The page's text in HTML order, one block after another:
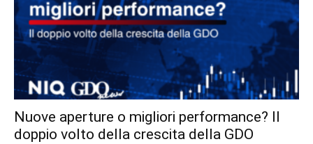
Nuove aperture o migliori performance? Il
doppio volto della crescita della GDO